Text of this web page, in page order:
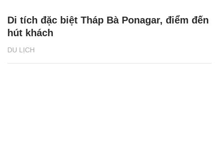
DU LỊCH
Di tích đặc biệt Tháp Bà Ponagar, điểm đến
hút khách